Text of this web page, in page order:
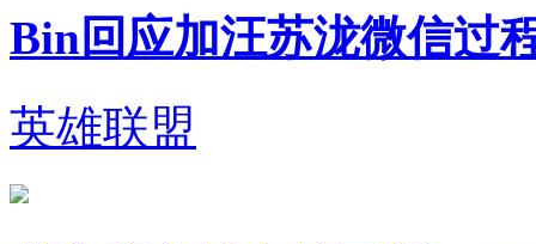
Bin回应加汪苏泷微信过
英雄联盟